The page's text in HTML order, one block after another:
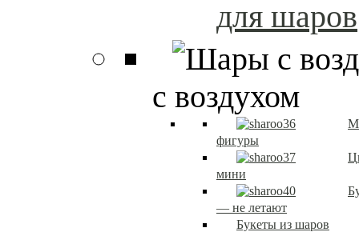
для шаров
с воздухом
фигуры
мини
— не летают
Букеты из шаров